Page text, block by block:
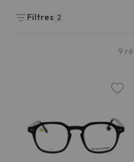
Filtres 2
9